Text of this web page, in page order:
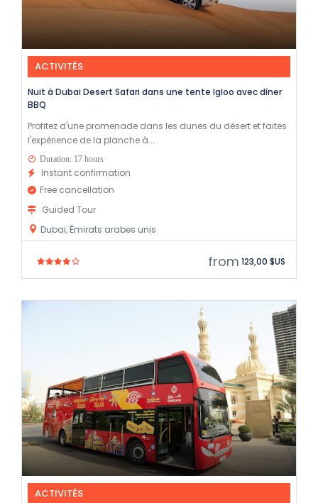
ACTIVITÉS
Nuit à Dubai Desert Safari dans une tente Igloo avec dîner
BBQ
Profitez d'une promenade dans les dunes du désert et faites
l'expérience de la planche à...
Duration: 17 hours
Instant confirmation
Free cancellation
Guided Tour
Dubai, Émirats arabes unis
from 123,00 $US
ACTIVITÉS